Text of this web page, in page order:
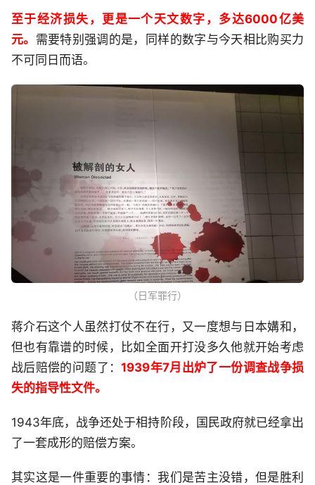
至于经济损失，更是一个天文数字，多达6000亿美
元。 需要特别强调的是，同样的数字与今天相比购买力
不可同日而语。
（日军罪行）
蒋介石这个人虽然打仗不在行，又一度想与日本媾和，
但也有靠谱的时候，比如全面开打没多久他就开始考虑
战后赔偿的问题了：1939年7月出炉了一份调查战争损
失的指导性文件。
1943年底，战争还处于相持阶段，国民政府就已经拿出
了一套成形的赔偿方案。
其实这是一件重要的事情：我们是苦主没错，但是胜利